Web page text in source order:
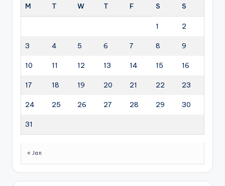
M
T W T F S S
1 2
3 4 5 6 7 8 9
10 11 12 13 14 15 16
17 18 19 20 21 22 23
24 25 26 27 28 29 30
31
« Jan